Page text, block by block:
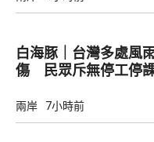
白海豚｜台灣多處風
傷 民眾斥無停工停
兩岸 7小時前